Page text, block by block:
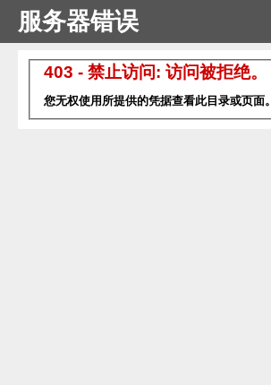
服务器错误
403 - 禁止访问: 访问被拒绝。
您无权使用所提供的凭据查看此目录或页面。